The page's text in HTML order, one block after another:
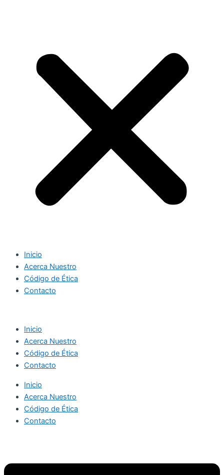
Inicio
Acerca Nuestro
Código de Ética
Contacto
Inicio
Acerca Nuestro
Código de Ética
Contacto
Inicio
Acerca Nuestro
Código de Ética
Contacto